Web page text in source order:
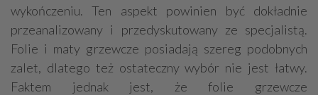
wykończeniu. Ten aspekt powinien być dokładnie
przeanalizowany i przedyskutowany ze specjalistą.
Folie i maty grzewcze posiadają szereg podobnych
zalet, dlatego też ostateczny wybór nie jest łatwy.
Faktem jednak jest, że folie grzewcze